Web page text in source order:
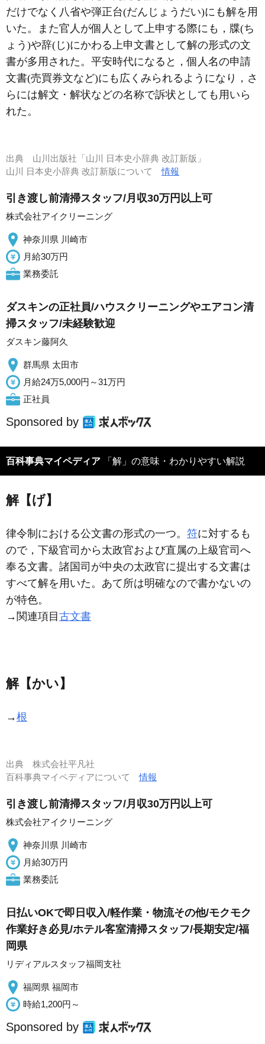
だけでなく八省や弾正台(だんじょうだい)にも解を用
いた。また官人が個人として上申する際にも，牒(ち
ょう)や辞(じ)にかわる上申文書として解の形式の文
書が多用された。平安時代になると，個人名の申請
文書(売買券文など)にも広くみられるようになり，さ
らには解文・解状などの名称で訴状としても用いら
れた。
出典 山川出版社「山川 日本史小辞典 改訂新版」
山川 日本史小辞典 改訂新版について情報
引き渡し前清掃スタッフ/月収30万円以上可
株式会社アイクリーニング
神奈川県 川崎市
月給30万円
業務委託
ダスキンの正社員/ハウスクリーニングやエアコン清
掃スタッフ/未経験歓迎
ダスキン藤阿久
群馬県 太田市
月給24万5,000円～31万円
正社員
Sponsored by
百科事典マイペディア 「解」の意味・わかりやすい解説
解【げ】
律令制における公文書の形式の一つ。 符に対するも
ので，下級官司から太政官および直属の上級官司へ
奉る文書。諸国司が中央の太政官に提出する文書は
すべて解を用いた。あて所は明確なので書かないの
が特色。
→関連項目古文書
解【かい】
→根
出典 株式会社平凡社
百科事典マイペディアについて情報
引き渡し前清掃スタッフ/月収30万円以上可
株式会社アイクリーニング
神奈川県 川崎市
月給30万円
業務委託
日払いOKで即日収入/軽作業・物流その他/モクモク
作業好き必見/ホテル客室清掃スタッフ/長期安定/福
岡県
リディアルスタッフ福岡支社
福岡県 福岡市
時給1,200円～
Sponsored by